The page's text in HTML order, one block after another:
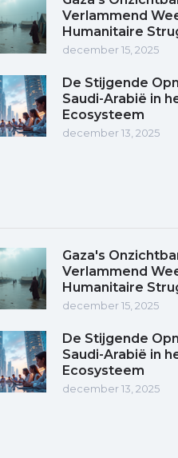
Verlammend
Humanitaire
december 15, 2025
De Stijgende
Saudi-Arabië in
Ecosysteem
december 13, 2025
Gaza's
Verlammend
Humanitaire
december 15, 2025
De Stijgende
Saudi-Arabië in
Ecosysteem
december 13, 2025